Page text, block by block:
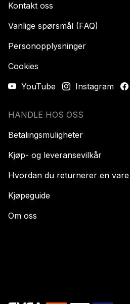
Kontakt oss
Vanlige spørsmål (FAQ)
Personopplysninger
Cookies
YouTube
Instagram
HANDLE HOS OSS
Betalingsmuligheter
Kjøp- og leveransevilkår
Hvordan du returnerer en vare
Kjøpeguide
Om oss